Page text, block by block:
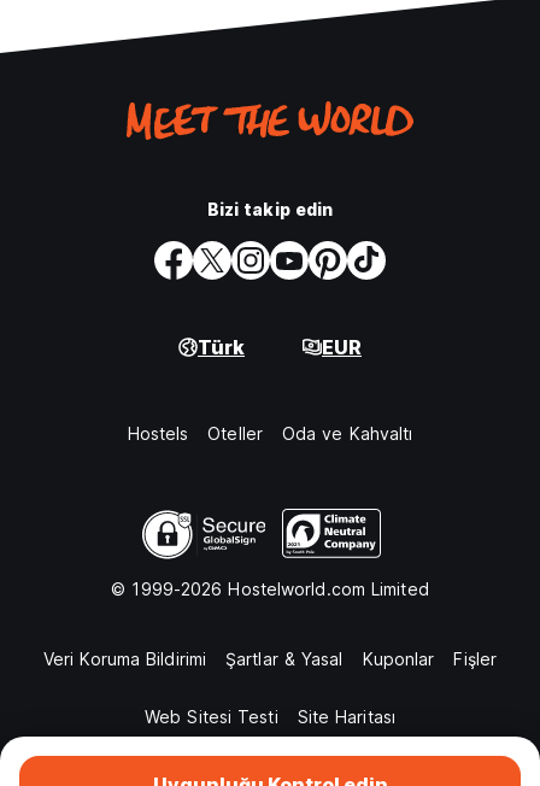
Bizi takip edin
Türk EUR
Hostels Oteller Oda ve Kahvaltı
© 1999-2026 Hostelworld.com Limited
Veri Koruma Bildirimi Şartlar & Yasal Kuponlar Fişler
Web Sitesi Testi Site Haritası